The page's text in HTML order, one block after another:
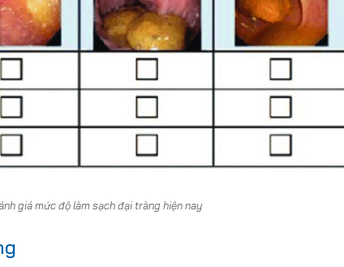
giá mức độ làm sạch đại tràng hiện nay